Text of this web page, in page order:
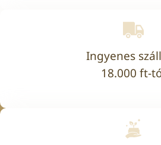
Ingyenes
18.000 ft-